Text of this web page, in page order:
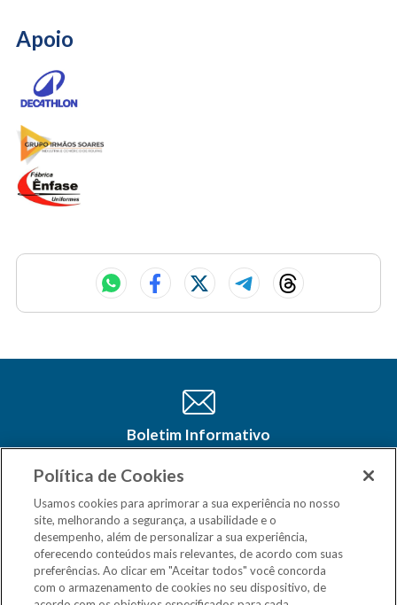
Apoio
Boletim Informativo
Cadastre-se e receba as últimas
Política de Cookies
Usamos cookies para aprimorar a sua experiência no nosso
site, melhorando a segurança, a usabilidade e o
desempenho, além de personalizar a sua experiência,
oferecendo conteúdos mais relevantes, de acordo com suas
preferências. Ao clicar em "Aceitar todos" você concorda
com o armazenamento de cookies no seu dispositivo, de